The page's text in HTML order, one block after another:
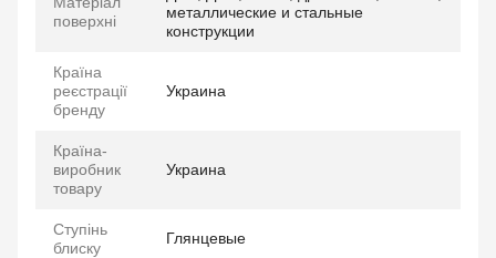
поверхні
металлические и стальные
конструкции
Країна
реєстрації
бренду
Украина
Країна-
виробник
товару
Украина
Ступінь
блиску
Глянцевые